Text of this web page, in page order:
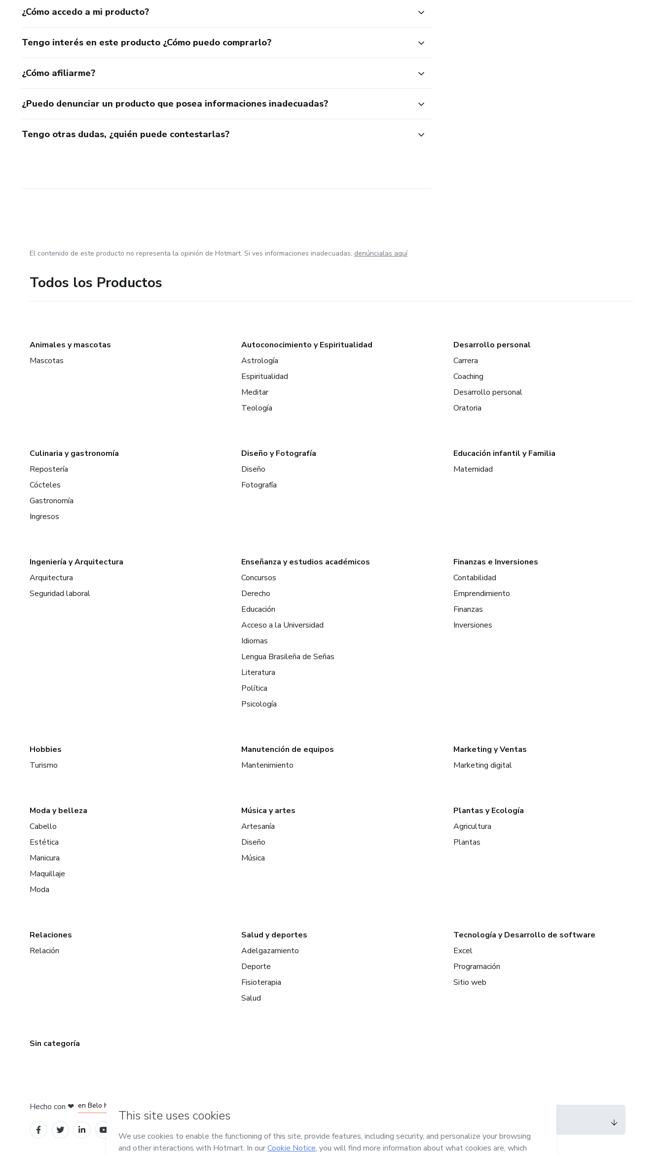
¿Cómo accedo a mi producto?
Tengo interés en este producto ¿Cómo puedo comprarlo?
¿Cómo afiliarme?
¿Puedo denunciar un producto que posea informaciones inadecuadas?
Tengo otras dudas, ¿quién puede contestarlas?
El contenido de este producto no representa la opinión de Hotmart. Si ves informaciones inadecuadas, denúncialas aquí
Todos los Productos
Animales y mascotas
Mascotas
Autoconocimiento y Espiritualidad
Astrología
Espiritualidad
Meditar
Teología
Desarrollo personal
Carrera
Coaching
Desarrollo personal
Oratoria
Culinaria y gastronomía
Repostería
Cócteles
Gastronomía
Ingresos
Diseño y Fotografía
Diseño
Fotografía
Educación infantil y Familia
Maternidad
Ingeniería y Arquitectura
Arquitectura
Seguridad laboral
Enseñanza y estudios académicos
Concursos
Derecho
Educación
Acceso a la Universidad
Idiomas
Lengua Brasileña de Señas
Literatura
Política
Psicología
Finanzas e Inversiones
Contabilidad
Emprendimiento
Finanzas
Inversiones
Hobbies
Turismo
Manutención de equipos
Mantenimiento
Marketing y Ventas
Marketing digital
Moda y belleza
Cabello
Estética
Manicura
Maquillaje
Moda
Música y artes
Artesanía
Diseño
Música
Plantas y Ecología
Agricultura
Plantas
Relaciones
Relación
Salud y deportes
Adelgazamiento
Deporte
Fisioterapia
Salud
Tecnología y Desarrollo de software
Excel
Programación
Sitio web
Sin categoría
Hecho con ❤ en Belo Horizonte